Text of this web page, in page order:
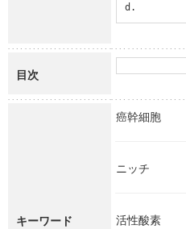
d.
目次
キーワード
癌幹細胞
ニッチ
活性酸素